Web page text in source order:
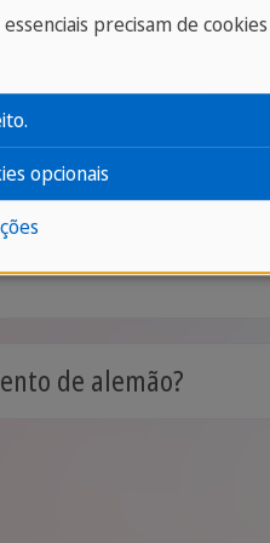
de alemão?
precisam de
opcionais